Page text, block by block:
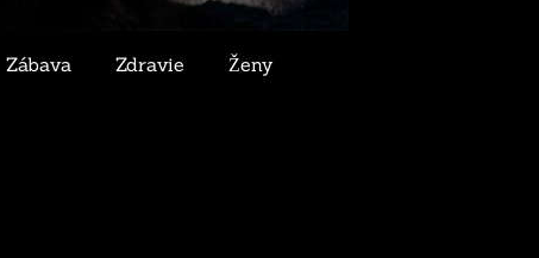
Zábava Zdravie Ženy